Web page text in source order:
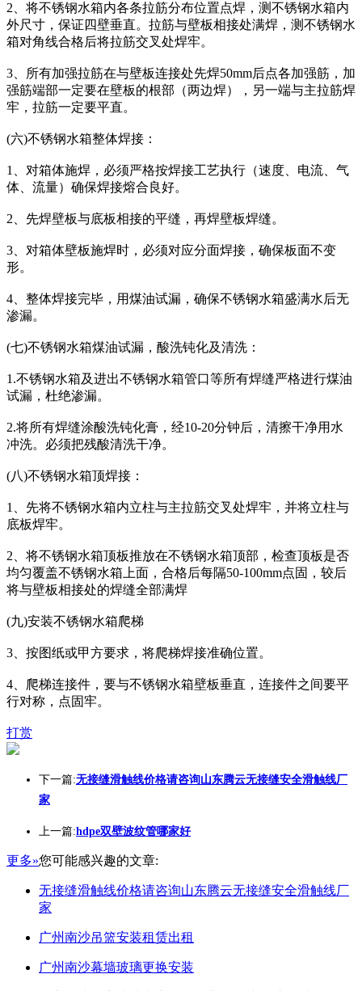
2、将不锈钢水箱内各条拉筋分布位置点焊，测不锈钢水箱内
外尺寸，保证四壁垂直。拉筋与壁板相接处满焊，测不锈钢水
箱对角线合格后将拉筋交叉处焊牢。
3、所有加强拉筋在与壁板连接处先焊50mm后点各加强筋，加
强筋端部一定要在壁板的根部（两边焊），另一端与主拉筋焊
牢，拉筋一定要平直。
(六)不锈钢水箱整体焊接：
1、对箱体施焊，必须严格按焊接工艺执行（速度、电流、气
体、流量）确保焊接熔合良好。
2、先焊壁板与底板相接的平缝，再焊壁板焊缝。
3、对箱体壁板施焊时，必须对应分面焊接，确保板面不变
形。
4、整体焊接完毕，用煤油试漏，确保不锈钢水箱盛满水后无
渗漏。
(七)不锈钢水箱煤油试漏，酸洗钝化及清洗：
1.不锈钢水箱及进出不锈钢水箱管口等所有焊缝严格进行煤油
试漏，杜绝渗漏。
2.将所有焊缝涂酸洗钝化膏，经10-20分钟后，清擦干净用水
冲洗。必须把残酸清洗干净。
(八)不锈钢水箱顶焊接：
1、先将不锈钢水箱内立柱与主拉筋交叉处焊牢，并将立柱与
底板焊牢。
2、将不锈钢水箱顶板推放在不锈钢水箱顶部，检查顶板是否
均匀覆盖不锈钢水箱上面，合格后每隔50-100mm点固，较后
将与壁板相接处的焊缝全部满焊
(九)安装不锈钢水箱爬梯
3、按图纸或甲方要求，将爬梯焊接准确位置。
4、爬梯连接件，要与不锈钢水箱壁板垂直，连接件之间要平
行对称，点固牢。
打赏
下一篇:无接缝滑触线价格请咨询山东腾云无接缝安全滑触线厂
家
上一篇:hdpe双壁波纹管哪家好
更多»您可能感兴趣的文章:
无接缝滑触线价格请咨询山东腾云无接缝安全滑触线厂
家
广州南沙吊篮安装租赁出租
广州南沙幕墙玻璃更换安装